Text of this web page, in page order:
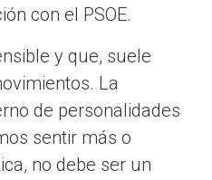
con el PSOE.
y que, suele
La
de personalidades
sentir más o
no debe ser un